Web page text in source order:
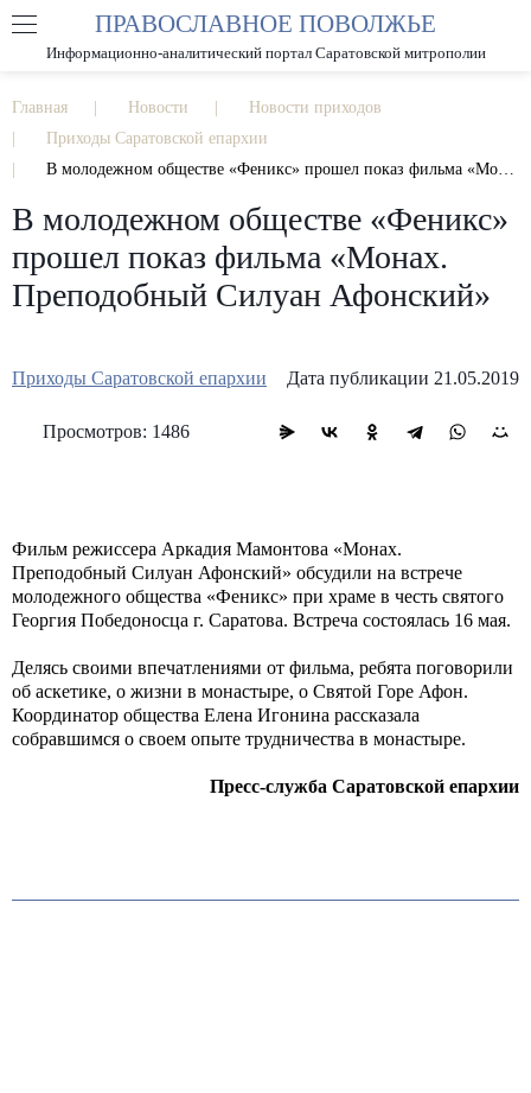
РАЗМЕР ШРИФТА А А
ПРАВОСЛАВНОЕ ПОВОЛЖЬЕ
Информационно-аналитический портал Саратовской митрополии
Главная Новости
Новости приходов
Приходы Саратовской епархии
В молодежном обществе «Феникс» прошел показ фильма «Монах. Преподобный Силуан Афонский»
В молодежном обществе «Феникс»
прошел показ фильма «Монах.
Преподобный Силуан Афонский»
Приходы Саратовской епархии Дата публикации 21.05.2019
Просмотров: 1486
Фильм режиссера Аркадия Мамонтова «Монах.
Преподобный Силуан Афонский» обсудили на встрече
молодежного общества «Феникс» при храме в честь святого
Георгия Победоносца г. Саратова. Встреча состоялась 16 мая.
Делясь своими впечатлениями от фильма, ребята поговорили
об аскетике, о жизни в монастыре, о Святой Горе Афон.
Координатор общества Елена Игонина рассказала
собравшимся о своем опыте трудничества в монастыре.
Пресс-служба Саратовской епархии